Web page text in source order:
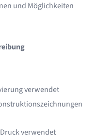
und Möglichkeiten
verwendet
verwendet